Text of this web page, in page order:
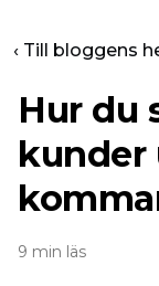
‹ Till bloggens
Hur du
kunder
9 min läs